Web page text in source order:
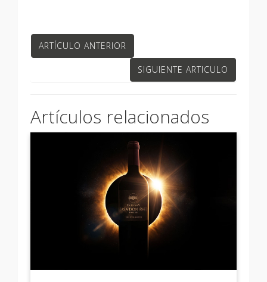
ARTÍCULO ANTERIOR
SIGUIENTE ARTICULO
Artículos relacionados